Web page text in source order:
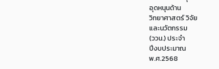
อุดหนุนด้าน
วิทยาศาสตร์ วิจัย
และนวัตกรรม
(ววน.) ประจำ
ปีงบประมาณ
พ.ศ.2568